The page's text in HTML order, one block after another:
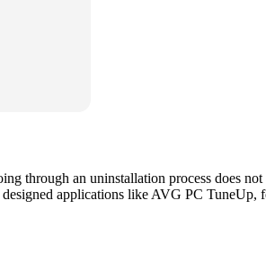
through an uninstallation process does
applications like AVG PC TuneUp,